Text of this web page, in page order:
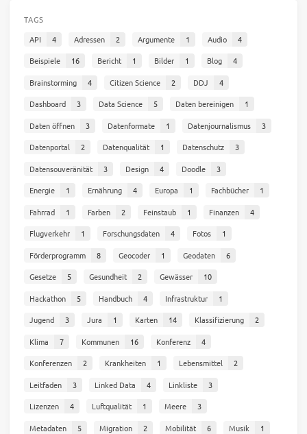
TAGS
API
4 Adressen 2 Argumente 1 Audio
4
Beispiele
16 Bericht 1 Bilder 1 Blog
4
Brainstorming
4 Citizen Science 2 DDJ
4
Dashboard
3 Data Science 5 Daten bereinigen
1
Daten öffnen
3 Datenformate 1 Datenjournalismus
3
Datenportal
2 Datenqualität 1 Datenschutz
3
Datensouveränität
3 Design 4 Doodle
3
Energie
1 Ernährung 4 Europa 1 Fachbücher
1
Fahrrad
1 Farben 2 Feinstaub 1 Finanzen
4
Flugverkehr
1 Forschungsdaten 4 Fotos
1
Förderprogramm
8 Geocoder 1 Geodaten
6
Gesetze
5 Gesundheit 2 Gewässer
10
Hackathon
5 Handbuch 4 Infrastruktur
1
Jugend
3 Jura 1 Karten 14 Klassifizierung
2
Klima
7 Kommunen 16 Konferenz
4
Konferenzen
2 Krankheiten 1 Lebensmittel
2
Leitfaden
3 Linked Data 4 Linkliste
3
Lizenzen
4 Luftqualität 1 Meere
3
Metadaten
5 Migration 2 Mobilität 6 Musik
1